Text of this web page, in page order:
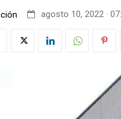
agosto 10, 2022 ·